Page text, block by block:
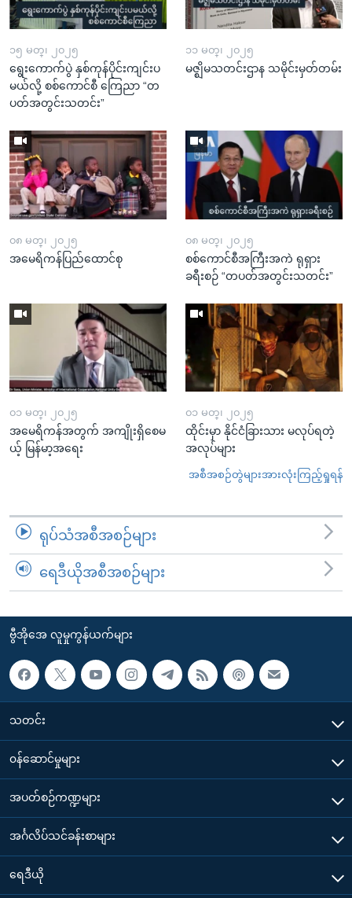
၁၅ မတ္၊ ၂၀၂၅
ရွေးကောက်ပွဲ နှစ်ကုန်ပိုင်းကျင်းပ
မယ်လို့ စစ်ကောင်စီ ကြေညာ “တ
ပတ်အတွင်းသတင်း”
၁၁ မတ္၊ ၂၀၂၅
မဇ္ဈိမသတင်းဌာန သမိုင်းမှတ်တမ်း
၀၈ မတ္၊ ၂၀၂၅
အမေရိကန်ပြည်ထောင်စု
၀၈ မတ္၊ ၂၀၂၅
စစ်ကောင်စီအကြီးအကဲ ရုရှား
ခရီးစဉ် “တပတ်အတွင်းသတင်း”
၀၁ မတ္၊ ၂၀၂၅
အမေရိကန်အတွက် အကျိုးရှိစေမ
ယ့် မြန်မာ့အရေး
၀၁ မတ္၊ ၂၀၂၅
ထိုင်းမှာ နိုင်ငံခြားသား မလုပ်ရတဲ့
အလုပ်များ
အစီအစဉ်တွဲများအားလုံးကြည့်ရှုရန်
ရုပ်သံအစီအစဉ်များ
ရေဒီယိုအစီအစဉ်များ
ဗွီအိုအေ လူမှုကွန်ယက်များ
သတင်း
၀န်ဆောင်မှုများ
အပတ်စဉ်ကဏ္ဍများ
အင်္ဂလိပ်သင်ခန်းစာများ
ရေဒီယို